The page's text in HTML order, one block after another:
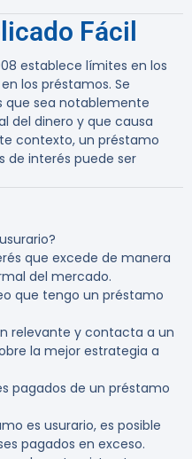
Fácil
establece límites en los
los préstamos. Se
que sea notablemente
del dinero y que causa
contexto, un préstamo
de interés puede ser
que excede de manera
del mercado.
que tengo un préstamo
relevante y contacta a un
la mejor estrategia a
pagados de un préstamo
es usurario, es posible
pagados en exceso.